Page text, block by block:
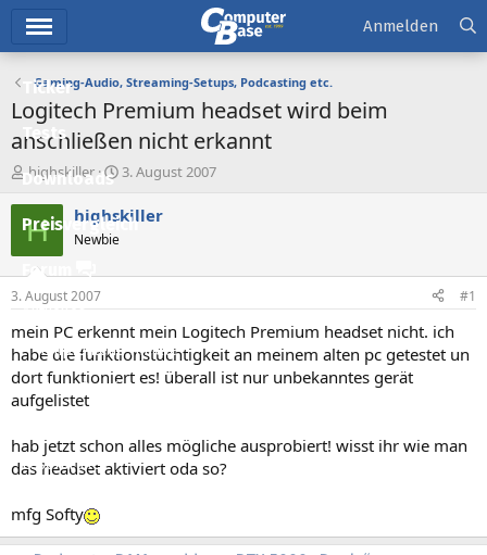
Ticker
Tests
Downloads
Preisvergleich
Forum
Aktuelles
Empfohlene Inhalte
Neue Beiträge
Leserartikel
Anmelden
Gaming-Audio, Streaming-Setups, Podcasting etc.
Logitech Premium headset wird beim
anschließen nicht erkannt
E
r
s
t
l
e
r
highskiller
E
s
t
a
m
3. August 2007
H highskiller
Newbie
3. August 2007 #1
mein PC erkennt mein Logitech Premium headset nicht. ich
habe die funktionstüchtigkeit an meinem alten pc getestet un
dort funktioniert es! überall ist nur unbekanntes gerät
aufgelistet
hab jetzt schon alles mögliche ausprobiert! wisst ihr wie man
das headset aktiviert oda so?
mfg Softy